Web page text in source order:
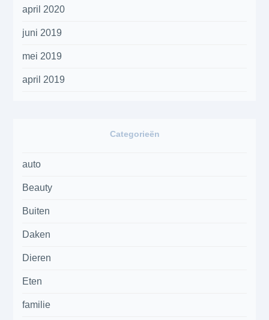
april 2020
juni 2019
mei 2019
april 2019
Categorieën
auto
Beauty
Buiten
Daken
Dieren
Eten
familie